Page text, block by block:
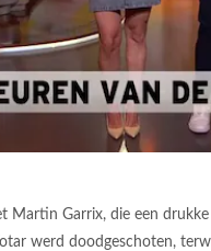
Martin Garrix, die een
werd doodgeschoten,